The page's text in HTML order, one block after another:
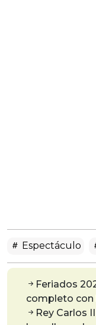
Espectáculo
Feriados
completo con
Rey Carlos